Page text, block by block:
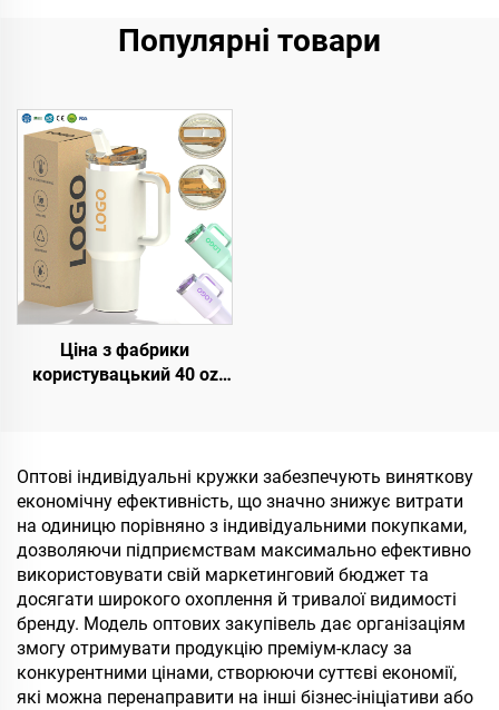
Популярні товари
Ціна з фабрики
користувацький 40 oz
подвійні стіни
Подорожній тумблер
пляшка з ручкою
кришкою з соломінкою
Оптові індивідуальні кружки забезпечують виняткову
економічну ефективність, що значно знижує витрати
на одиницю порівняно з індивідуальними покупками,
дозволяючи підприємствам максимально ефективно
використовувати свій маркетинговий бюджет та
досягати широкого охоплення й тривалої видимості
бренду. Модель оптових закупівель дає організаціям
змогу отримувати продукцію преміум-класу за
конкурентними цінами, створюючи суттєві економії,
які можна перенаправити на інші бізнес-ініціативи або